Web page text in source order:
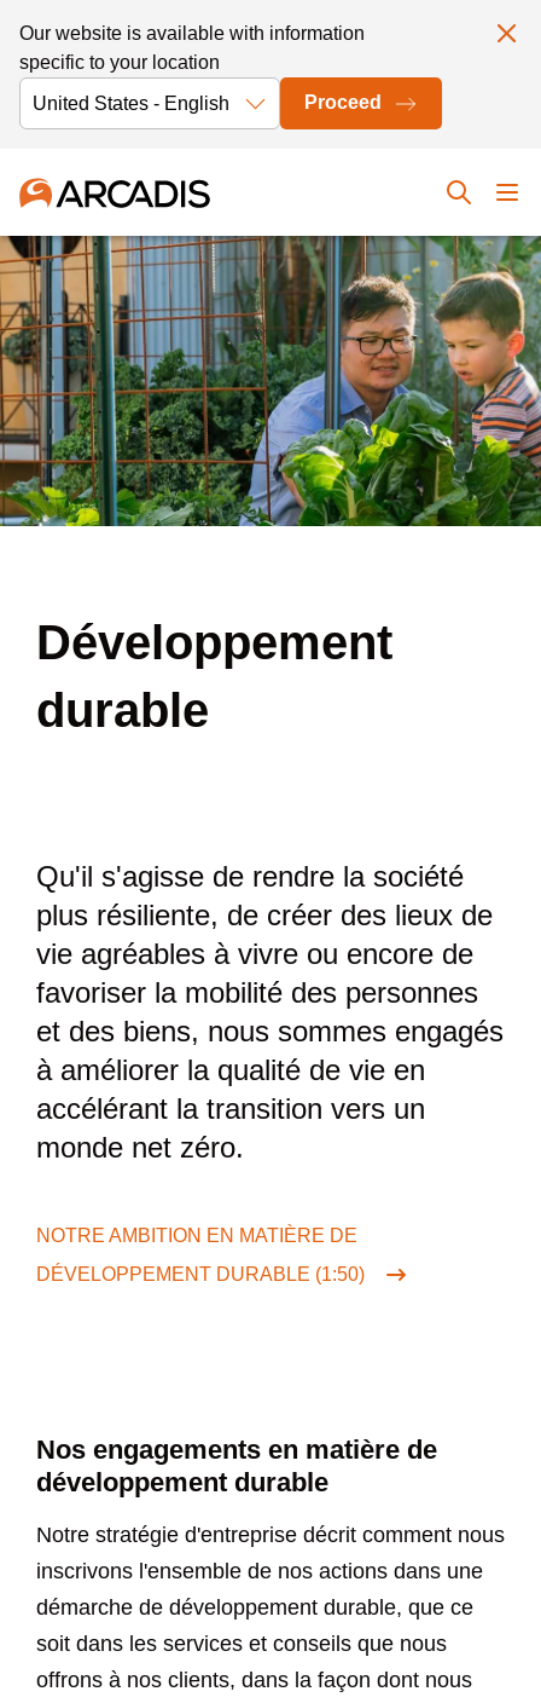
Our website is available with information
specific to your location
Proceed
Développement
durable
Qu'il s'agisse de rendre la société
plus résiliente, de créer des lieux de
vie agréables à vivre ou encore de
favoriser la mobilité des personnes
et des biens, nous sommes engagés
à améliorer la qualité de vie en
accélérant la transition vers un
monde net zéro.
NOTRE AMBITION EN MATIÈRE DE
DÉVELOPPEMENT DURABLE (1:50)
Nos engagements en matière de
développement durable
Notre stratégie d'entreprise décrit comment nous
inscrivons l'ensemble de nos actions dans une
démarche de développement durable, que ce
soit dans les services et conseils que nous
offrons à nos clients, dans la façon dont nous